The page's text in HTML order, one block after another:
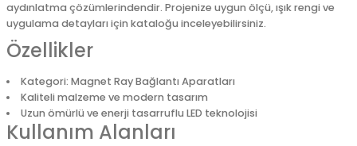
aydınlatma çözümlerindendir. Projenize uygun ölçü, ışık rengi ve
uygulama detayları için kataloğu inceleyebilirsiniz.
Özellikler
Kategori: Magnet Ray Bağlantı Aparatları
Kaliteli malzeme ve modern tasarım
Uzun ömürlü ve enerji tasarruflu LED teknolojisi
Kullanım Alanları